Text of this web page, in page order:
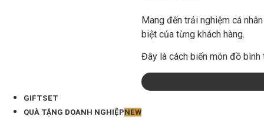
Mang đến trải nghiệm cá
biệt của từng khách hàng.
Đây là cách biến món đồ
GIFTSET
QUÀ TẶNG DOANH NGHIỆPNEW